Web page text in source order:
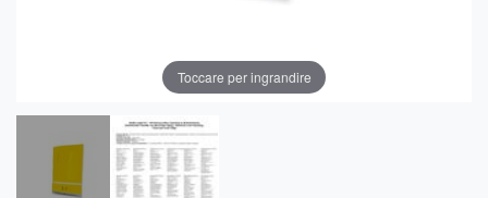
Toccare per ingrandire